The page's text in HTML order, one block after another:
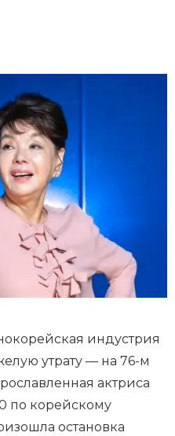
индустрия
утрату — на 76-м
актриса
по корейскому
остановка